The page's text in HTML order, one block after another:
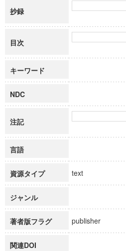
抄録
目次
キーワード
NDC
注記
言語
資源タイプ text
ジャンル
著者版フラグ publisher
関連DOI